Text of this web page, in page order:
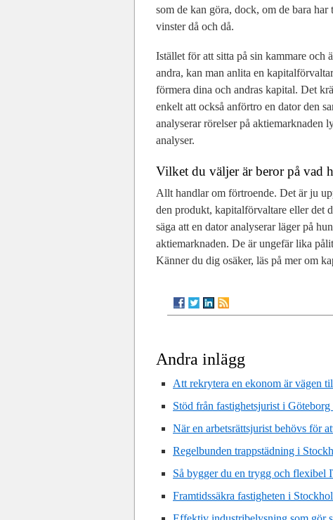
som de kan göra, dock, om de bara
vinster då och då.
Istället för att sitta på sin kammare och
andra, kan man anlita en
förmera dina och andras kapital. Det
enkelt att också anförtro en dator den
analyserar rörelser på aktiemarknaden
analyser.
Vilket du väljer är beror på vad
Allt handlar om förtroende. Det är ju
den produkt, kapitalförvaltare eller det
säga att en dator analyserar läger på
aktiemarknaden. De är ungefär lika
Känner du dig osäker, läs på mer om
Andra inlägg
Att rekrytera en ekonom är vägen
Stöd från fastighetsjurist i
När en arbetsrättsjurist behövs för
Regelbunden trappstädning i
Så bygger du en trygg och flexibel
Framtidssäkra fastigheten i